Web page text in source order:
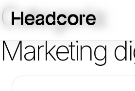
Categoria:
Marketing